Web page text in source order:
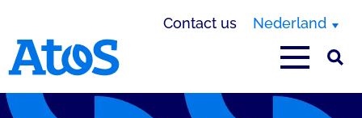
Contact us Nederland